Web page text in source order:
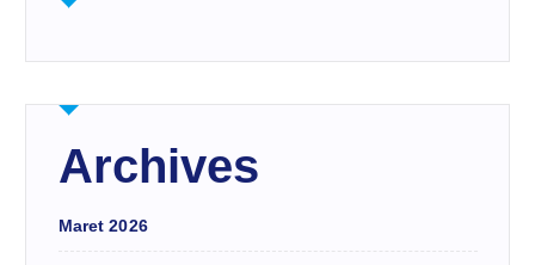
Archives
Maret 2026